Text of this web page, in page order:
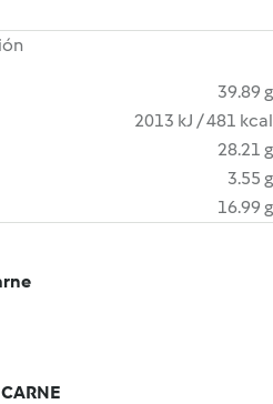
39.89 g
2013 kJ / 481 kcal
28.21 g
3.55 g
16.99 g